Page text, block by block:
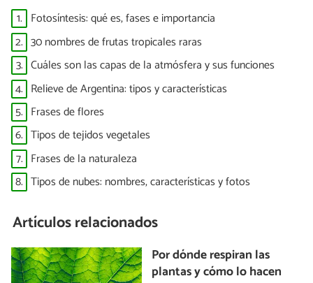
1. Fotosíntesis: qué es, fases e importancia
2. 30 nombres de frutas tropicales raras
3. Cuáles son las capas de la atmósfera y sus funciones
4. Relieve de Argentina: tipos y características
5. Frases de flores
6. Tipos de tejidos vegetales
7. Frases de la naturaleza
8. Tipos de nubes: nombres, características y fotos
Artículos relacionados
Por dónde respiran las
plantas y cómo lo hacen